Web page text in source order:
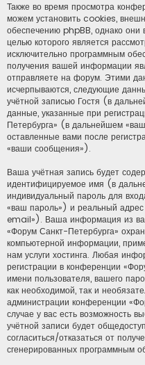
Также во время просмотра
можем установить cookies,
обеспечению phpBB, однако они
целью которого является
исключительно программным
получения вашей информации
отправляете на форум. Этими
исчерпываются, следующие
учётной записью Гостя (в
данные, указанные при
Петербурга» (в дальнейшем
оставленные вами после
«ваши сообщения»).
Ваша учётная запись будет
идентифицируемое имя (в
индивидуальный пароль для
«ваш пароль») и реальный
email»). Ваша информация из
«Форум Санкт-Петербурга»
компьютерной информации,
нам услуги хостинга. Любая
регистрации в конференции
имени пользователя, вашего
как необходимой, так и
администрации конференции
случае у вас есть возможность
учётной записи будет
согласиться/отказаться от
сгенерированных программным